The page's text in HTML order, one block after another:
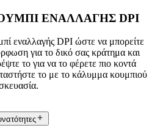
ΕΝΑΛΛΑΓΗΣ DPI
εναλλαγής DPI ώστε να μπορείτε
για το δικό σας κράτημα και
το για να το φέρετε πιο κοντά
το με το κάλυμμα κουμπιού